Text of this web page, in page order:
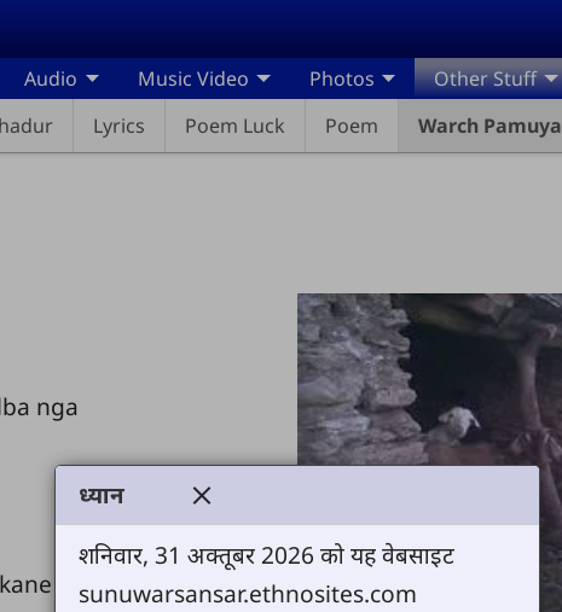
Audio Music Video Photos
Other Stuff
Lyrics Poem Luck Poem Warch Pamuya
nga
ध्यान
शनिवार, 31 अक्तूबर 2026 को यह वेबसाइट
sunuwarsansar.ethnosites.com